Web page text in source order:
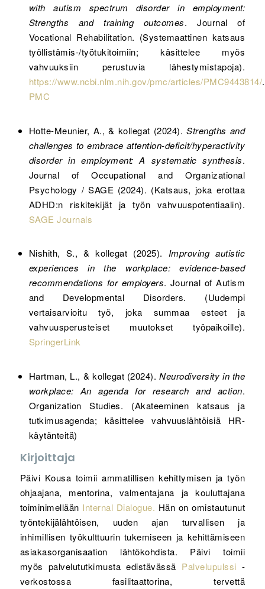
with autism spectrum disorder in employment:
Strengths and training outcomes. Journal of
Vocational Rehabilitation. (Systemaattinen katsaus
työllistämis-/työtukitoimiin; käsittelee myös
vahvuuksiin perustuvia lähestymistapoja).
https://www.ncbi.nlm.nih.gov/pmc/articles/PMC9443814/.
PMC
Hotte-Meunier, A., & kollegat (2024).Strengths and
challenges to embrace attention-deficit/hyperactivity
disorder in employment: A systematic synthesis.
Journal of Occupational and Organizational
Psychology / SAGE (2024). (Katsaus, joka erottaa
ADHD:n riskitekijät ja työn vahvuuspotentiaalin).
SAGE Journals
Nishith, S., & kollegat (2025). Improving autistic
experiences in the workplace: evidence-based
recommendations for employers. Journal of Autism
and Developmental Disorders. (Uudempi
vertaisarvioitu työ, joka summaa esteet ja
vahvuusperusteiset muutokset työpaikoille).
SpringerLink
Hartman, L., & kollegat (2024).Neurodiversity in the
workplace: An agenda for research and action.
Organization Studies. (Akateeminen katsaus ja
tutkimusagenda; käsittelee vahvuuslähtöisiä HR-
käytänteitä)
Kirjoittaja
Päivi Kousa toimii ammatillisen kehittymisen ja työn
ohjaajana, mentorina, valmentajana ja kouluttajana
toiminimellään Internal Dialogue. Hän on omistautunut
työntekijälähtöisen, uuden ajan turvallisen ja
inhimillisen työkulttuurin tukemiseen ja kehittämiseen
asiakasorganisaation lähtökohdista. Päivi toimii
myös palvelututkimusta edistävässä Palvelupulssi -
verkostossa fasilitaattorina, tervettä